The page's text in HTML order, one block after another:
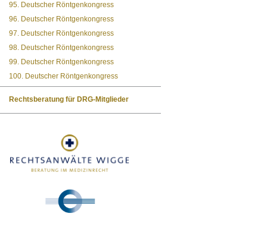
95. Deutscher Röntgenkongress
96. Deutscher Röntgenkongress
97. Deutscher Röntgenkongress
98. Deutscher Röntgenkongress
99. Deutscher Röntgenkongress
100. Deutscher Röntgenkongress
Rechtsberatung für DRG-Mitglieder